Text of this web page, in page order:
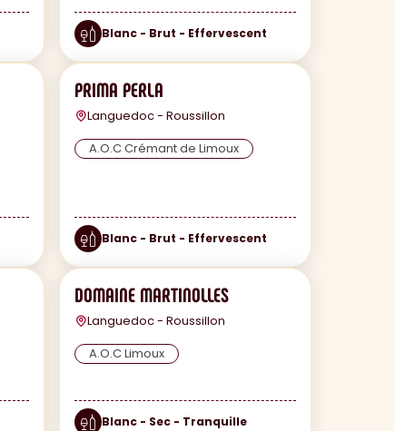
Blanc - Brut - Effervescent
PRIMA PERLA
Languedoc - Roussillon
A.O.C Crémant de Limoux
Blanc - Brut - Effervescent
DOMAINE MARTINOLLES
Languedoc - Roussillon
A.O.C Limoux
Blanc - Sec - Tranquille